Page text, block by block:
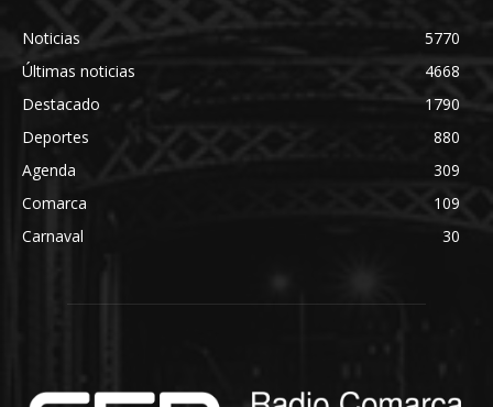
Noticias
5770
Últimas noticias
4668
Destacado
1790
Deportes
880
Agenda
309
Comarca
109
Carnaval
30